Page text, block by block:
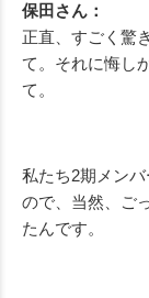
保田さん：
正直、すごく驚
て。それに悔し
て。
私たち2期メン
ので、当然、ご
たんです。